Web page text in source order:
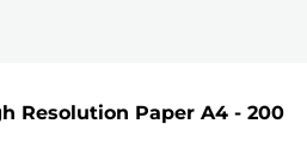
Resolution Paper A4 - 200